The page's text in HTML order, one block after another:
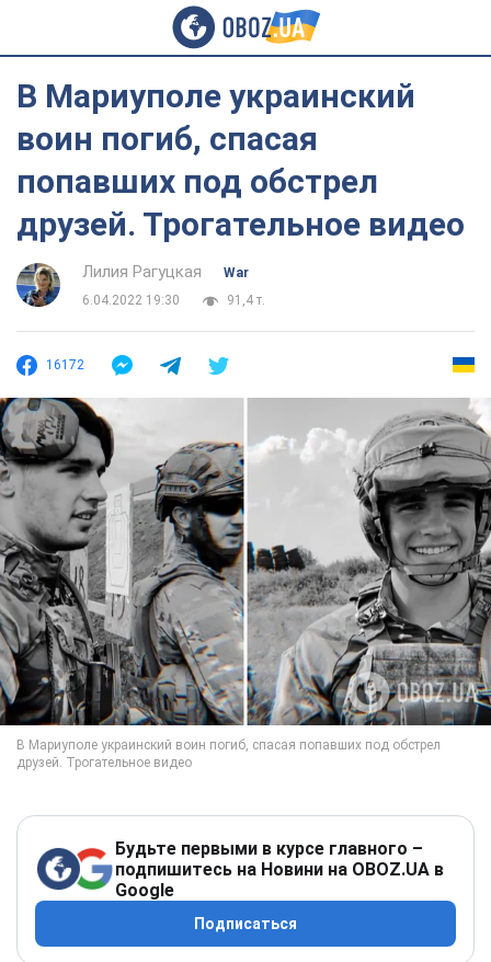
В Мариуполе украинский
воин погиб, спасая
попавших под обстрел
друзей. Трогательное видео
Лилия Рагуцкая
War
6.04.2022 19:30
91,4 т.
16172
Будьте первыми в курсе главного –
подпишитесь на Новини на OBOZ.UA в
Google
Подписаться